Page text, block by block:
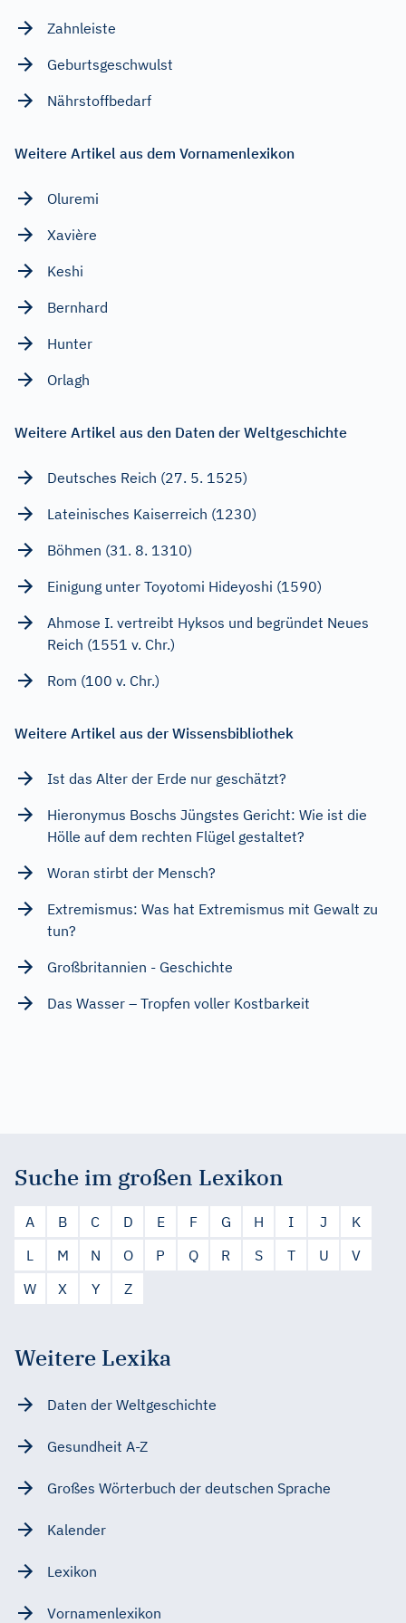
Zahnleiste
Geburtsgeschwulst
Nährstoffbedarf
Weitere Artikel aus dem Vornamenlexikon
Oluremi
Xavière
Keshi
Bernhard
Hunter
Orlagh
Weitere Artikel aus den Daten der Weltgeschichte
Deutsches Reich (27. 5. 1525)
Lateinisches Kaiserreich (1230)
Böhmen (31. 8. 1310)
Einigung unter Toyotomi Hideyoshi (1590)
Ahmose I. vertreibt Hyksos und begründet Neues
Reich (1551 v. Chr.)
Rom (100 v. Chr.)
Weitere Artikel aus der Wissensbibliothek
Ist das Alter der Erde nur geschätzt?
Hieronymus Boschs Jüngstes Gericht: Wie ist die
Hölle auf dem rechten Flügel gestaltet?
Woran stirbt der Mensch?
Extremismus: Was hat Extremismus mit Gewalt zu
tun?
Großbritannien - Geschichte
Das Wasser – Tropfen voller Kostbarkeit
Suche im großen Lexikon
A B C D E F G H I J
K
L
M N O P Q R S T U
V
W
X Y Z
Weitere Lexika
Daten der Weltgeschichte
Gesundheit A-Z
Großes Wörterbuch der deutschen Sprache
Kalender
Lexikon
Vornamenlexikon